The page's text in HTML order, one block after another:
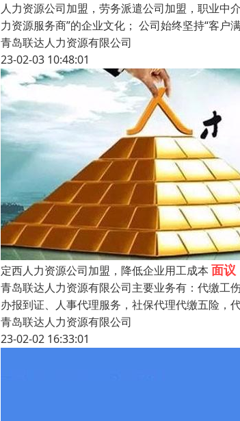
人力资源公司加盟，劳务派遣公司加盟，职业中
力资源服务商”的企业文化； 公司始终坚持“客
青岛联达人力资源有限公司
23-02-03 10:48:01
定西人力资源公司加盟，降低企业用工成本 面议
青岛联达人力资源有限公司主要业务有：代缴工
办报到证、人事代理服务，社保代理代缴五险，
青岛联达人力资源有限公司
23-02-02 16:33:01